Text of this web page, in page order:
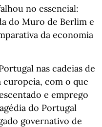
no essencial:
do Muro de Berlim e
da economia
nas cadeias de
europeia, com o que
e emprego
do Portugal
governativo de